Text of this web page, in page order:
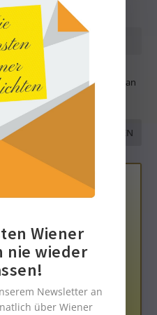
übertragen Sie Ihren
Adresse (und ev. Webseite) an
dass diese auf unserem
Datenschutzbelehrung
Wiener
nie wieder
Newsletter an
über Wiener